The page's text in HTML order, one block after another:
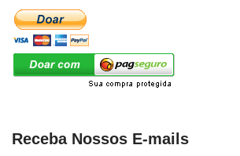
Receba Nossos E-mails